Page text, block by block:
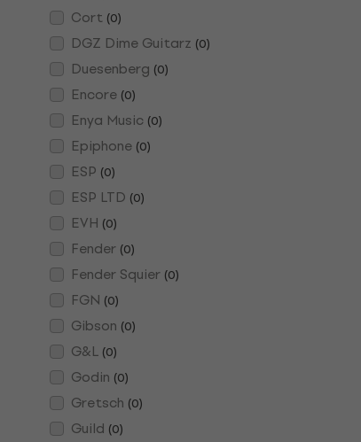
Cort (0)
DGZ Dime Guitarz (0)
Duesenberg (0)
Encore (0)
Enya Music (0)
Epiphone (0)
ESP (0)
ESP LTD (0)
EVH (0)
Fender (0)
Fender Squier (0)
FGN (0)
Gibson (0)
G&L (0)
Godin (0)
Gretsch (0)
Guild (0)